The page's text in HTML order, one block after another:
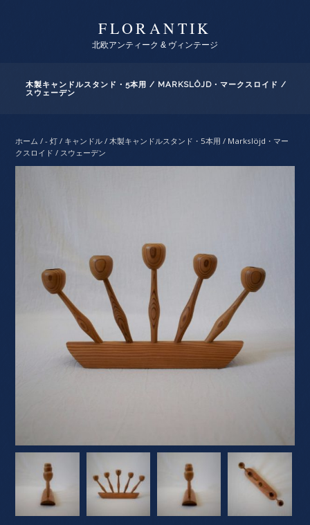
FLORANTIK
北欧アンティーク & ヴィンテージ
木製キャンドルスタンド・5本用 / MARKSLÖJD・マークスロイド /
スウェーデン
ホーム /- 灯 / キャンドル / 木製キャンドルスタンド・5本用 / Markslöjd・マー
クスロイド / スウェーデン